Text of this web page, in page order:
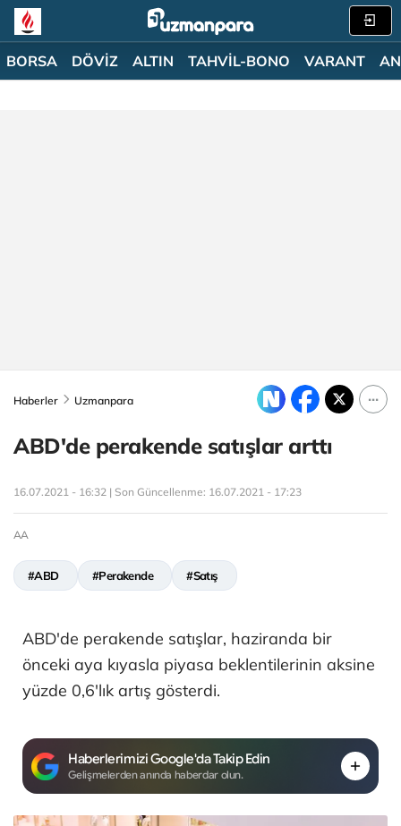
BORSA DÖVİZ ALTIN TAHVİL-BONO VARANT
Haberler Uzmanpara
ABD'de perakende satışlar arttı
16.07.2021 - 16:32 | Son Güncellenme: 16.07.2021 - 17:23
AA
#ABD #Perakende #Satış
ABD'de perakende satışlar, haziranda bir
önceki aya kıyasla piyasa beklentilerinin aksine
yüzde 0,6'lık artış gösterdi.
Haberlerimizi Google'da Takip Edin
Gelişmelerden anında haberdar olun.